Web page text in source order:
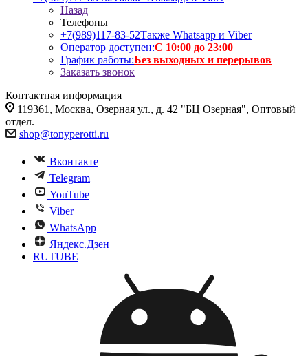
Назад
Телефоны
+7(989)117-83-52Также Whatsapp и Viber
Оператор доступен:С 10:00 до 23:00
График работы:Без выходных и перерывов
Заказать звонок
Контактная информация
119361, Москва, Озерная ул., д. 42 "БЦ Озерная", Оптовый
отдел.
shop@tonyperotti.ru
Вконтакте
Telegram
YouTube
Viber
WhatsApp
Яндекс.Дзен
RUTUBE